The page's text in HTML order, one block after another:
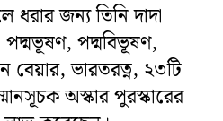
ধরার জন্য তিনি দাদা
পদ্মভূষণ, পদ্মবিভূষণ,
বেয়ার, ভারতরত্ন, ২৩টি
অস্কার পুরস্কারের